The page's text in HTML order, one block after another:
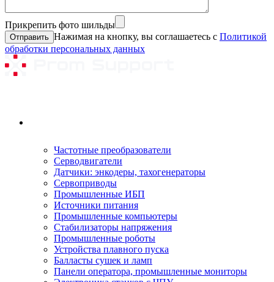
Прикрепить фото шильды
Нажимая на кнопку, вы соглашаетесь с Политикой
обработки персональных данных
Частотные преобразователи
Серводвигатели
Датчики: энкодеры, тахогенераторы
Сервоприводы
Промышленные ИБП
Источники питания
Промышленные компьютеры
Стабилизаторы напряжения
Промышленные роботы
Устройства плавного пуска
Балласты сушек и ламп
Панели оператора, промышленные мониторы